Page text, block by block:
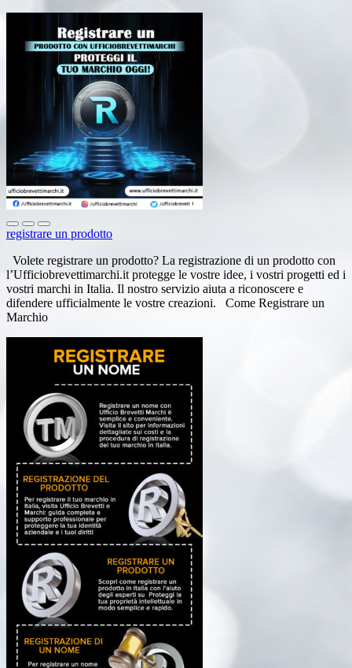
registrare un prodotto
Volete registrare un prodotto? La registrazione di un prodotto con
l’Ufficiobrevettimarchi.it protegge le vostre idee, i vostri progetti ed i
vostri marchi in Italia. Il nostro servizio aiuta a riconoscere e
difendere ufficialmente le vostre creazioni. Come Registrare un
Marchio